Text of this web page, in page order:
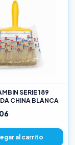
SERIE 189
CHINA BLANCA
al carrito